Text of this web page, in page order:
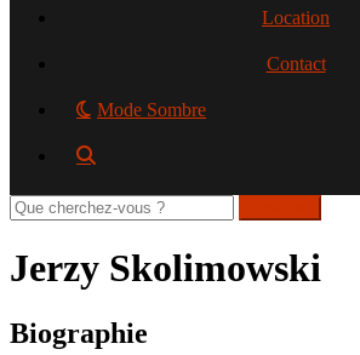
Location
Contact
Mode Sombre
Rechercher
sur
site
Jerzy Skolimowski
Biographie